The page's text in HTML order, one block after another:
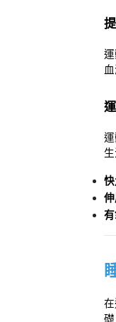
快
伸
有